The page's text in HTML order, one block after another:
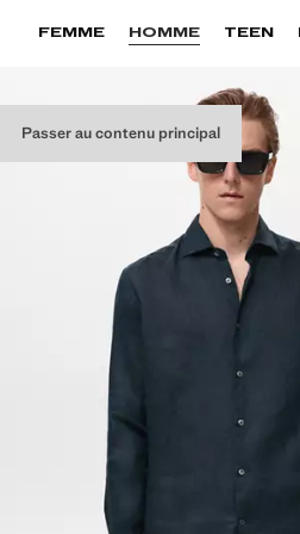
Passer au contenu principal
FEMME HOMME TEEN